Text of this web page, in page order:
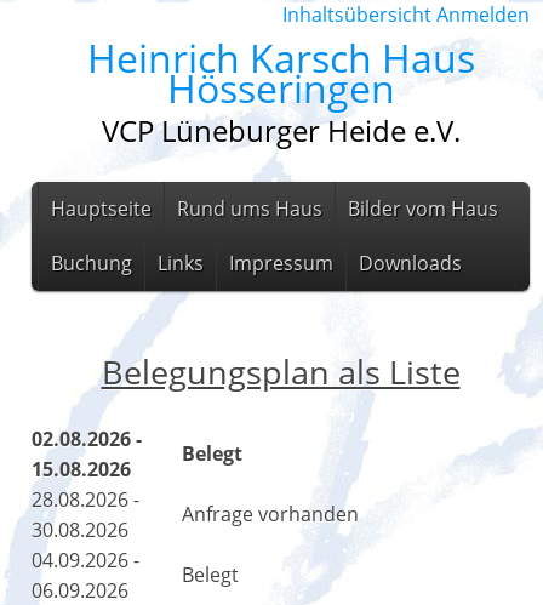
InhaltsübersichtAnmelden
Heinrich Karsch Haus
Hösseringen
VCP Lüneburger Heide e.V.
Hauptseite Rund ums Haus Bilder vom Haus
Buchung Links Impressum Downloads
Belegungsplan als Liste
02.08.2026 -
15.08.2026
Belegt
28.08.2026 -
30.08.2026
Anfrage vorhanden
04.09.2026 -
06.09.2026
Belegt